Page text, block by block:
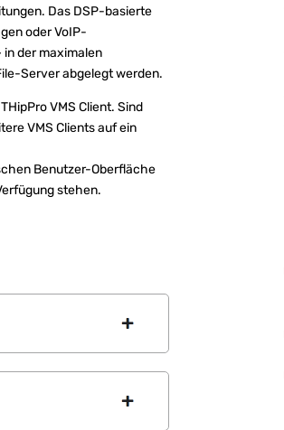
Das DSP-basierte
oder VoIP-
der maximalen
Server abgelegt werden.
VMS Client. Sind
VMS Clients auf ein
Benutzer-Oberfläche
stehen.